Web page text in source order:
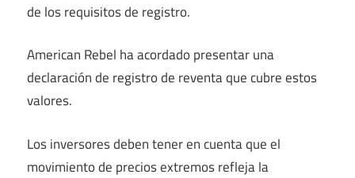
de los requisitos de registro.
American Rebel ha acordado presentar una
declaración de registro de reventa que cubre estos
valores.
Los inversores deben tener en cuenta que el
movimiento de precios extremos refleja la